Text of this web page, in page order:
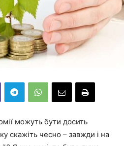
можуть бути досить
скажіть чесно – завжди і на